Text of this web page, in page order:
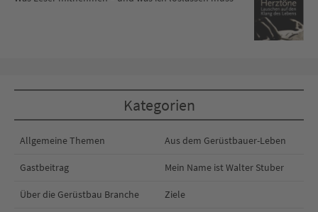
Kategorien
Allgemeine Themen Aus dem Gerüstbauer-Leben
Gastbeitrag Mein Name ist Walter Stuber
Über die Gerüstbau Branche Ziele